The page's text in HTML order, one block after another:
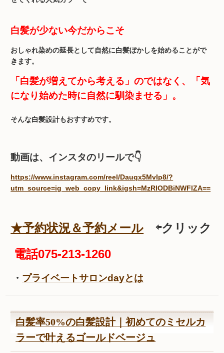
白髪が少ない今だからこそ
おしゃれ染めの延長として自然に白髪ぼかしを始めることがで
きます。
「白髪が増えてから考える」のではなく、「気
になり始めた時に自然に馴染ませる」。
そんな白髪設計もおすすめです。
動画は、インスタのリールで👇
https://www.instagram.com/reel/Dauqx5MvIp8/?
utm_source=ig_web_copy_link&igsh=MzRlODBiNWFlZA==
★予約状況＆予約メール ⇦クリック
電話075-213-1260
・ プライベートサロンdayとは
白髪率50%の白髪設計｜初めてのミセルカ
ラーで叶えるゴールドベージュ